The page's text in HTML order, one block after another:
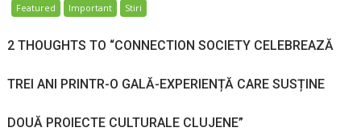
Featured Important Stiri
2 THOUGHTS TO “CONNECTION SOCIETY CELEBREAZĂ
TREI ANI PRINTR-O GALĂ-EXPERIENȚĂ CARE SUSȚINE
DOUĂ PROIECTE CULTURALE CLUJENE”